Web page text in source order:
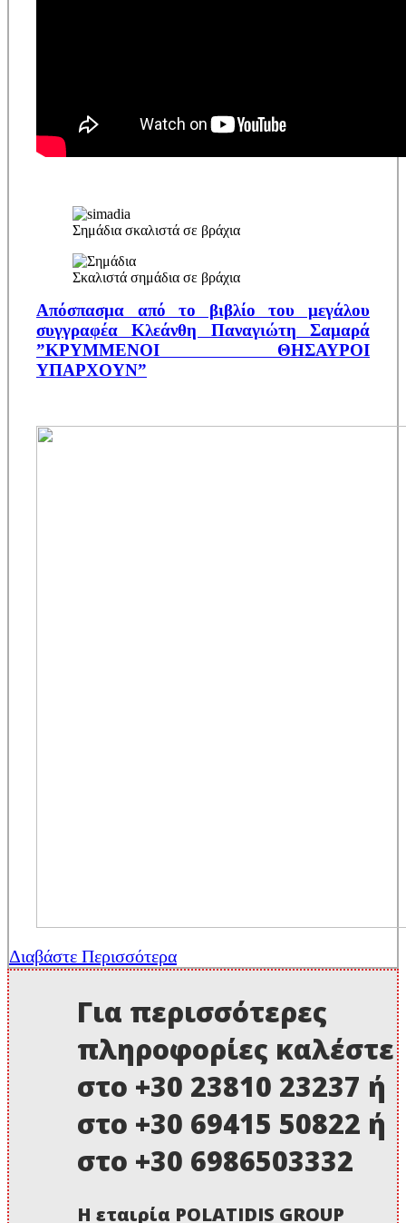
Σημάδια σκαλιστά σε βράχια
Σκαλιστά σημάδια σε βράχια
Απόσπασμα από το βιβλίο του μεγάλου
συγγραφέα Κλεάνθη Παναγιώτη Σαμαρά
”ΚΡΥΜΜΕΝΟΙ ΘΗΣΑΥΡΟΙ
ΥΠΑΡΧΟΥΝ”
Διαβάστε Περισσότερα
Για περισσότερες
πληροφορίες καλέστε
στο +30 23810 23237 ή
στο +30 69415 50822 ή
στο +30 6986503332
Η εταιρία POLATIDIS GROUP